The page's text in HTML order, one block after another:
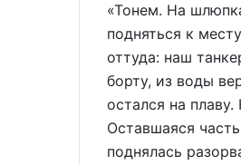
«Тонем. На
подняться к
оттуда: наш
борту, из воды
остался на
Оставшаяся
поднялась